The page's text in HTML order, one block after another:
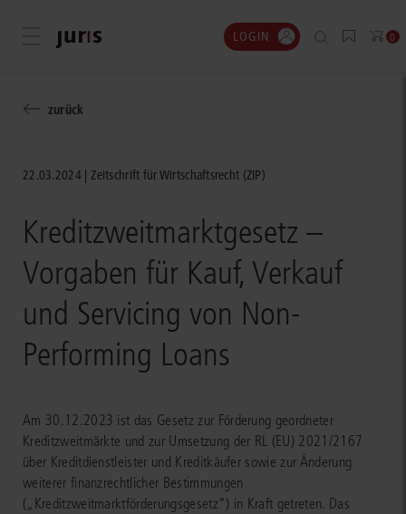
Menü öffnen LOGIN 0
zurück
22.03.2024 Zeitschrift für Wirtschaftsrecht (ZIP)
Kreditzweitmarktgesetz –
Vorgaben für Kauf, Verkauf
und Servicing von Non-
Performing Loans
Am 30.12.2023 ist das Gesetz zur Förderung geordneter
Kreditzweitmärkte und zur Umsetzung der RL (EU) 2021/2167
über Kreditdienstleister und Kreditkäufer sowie zur Änderung
weiterer finanzrechtlicher Bestimmungen
(„Kreditzweitmarktförderungsgesetz“) in Kraft getreten. Das